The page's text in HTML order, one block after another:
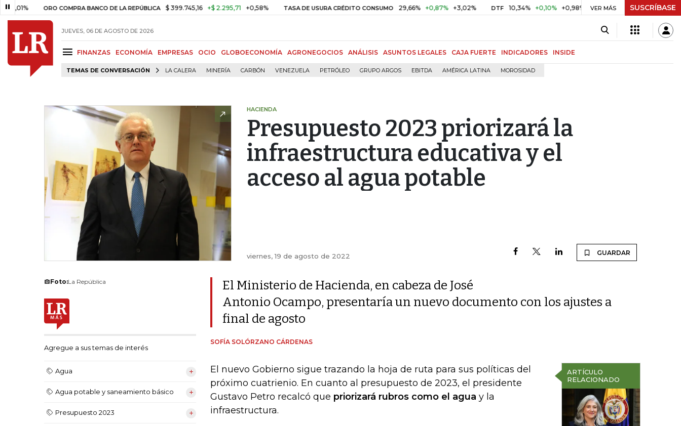
ORO COMPRA BANCO DE LA REPÚBLICA $ 399.745,16 +$ 2.295,71 +0,58% TASA DE USURA CRÉDITO CONSUMO 29,66% +0,87% +3,02% DTF 10,34% +0,10% +0,98% UVR $ 416,86 +$ 0,05 +0,01%
VER MÁS SUSCRÍBASE
JUEVES, 06 DE AGOSTO DE 2026
FINANZAS ECONOMÍA EMPRESAS OCIO GLOBOECONOMÍA AGRONEGOCIOS ANÁLISIS ASUNTOS LEGALES CAJA FUERTE INDICADORES INSIDE
TEMAS DE CONVERSACIÓN LA CALERA MINERÍA CARBÓN VENEZUELA PETRÓLEO GRUPO ARGOS EBITDA AMÉRICA LATINA MOROSIDAD
HACIENDA
Presupuesto 2023 priorizará la
infraestructura educativa y el
acceso al agua potable
viernes, 19 de agosto de 2022 GUARDAR
Foto:La República
Agregue a sus temas de interés
Agua
Agua potable y saneamiento básico
Presupuesto 2023
El Ministerio de Hacienda, en cabeza de José
Antonio Ocampo, presentaría un nuevo documento con los ajustes a
final de agosto
SOFÍA SOLÓRZANO CÁRDENAS
ARTÍCULO
RELACIONADO
El nuevo Gobierno sigue trazando la hoja de ruta para sus políticas del
próximo cuatrienio. En cuanto al presupuesto de 2023, el presidente
Gustavo Petro recalcó que priorizará rubros como el agua y la
infraestructura.